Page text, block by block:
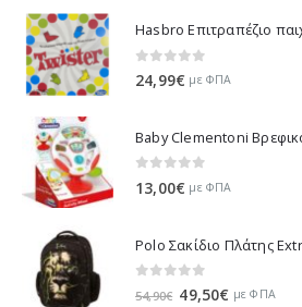
25,00€. είναι:
Hasbro Επιτραπέζιο
24,99€ με ΦΠΑ
13,00€ με ΦΠΑ
out of 5
54,90€ Original
49,50€ Ημε ΦΠΑ